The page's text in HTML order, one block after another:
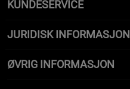
KUNDESERVICE
JURIDISK INFORMASJON
ØVRIG INFORMASJON